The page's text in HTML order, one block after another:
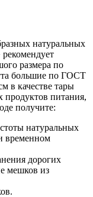
натуральных
размера по
большие по ГОСТ
в качестве тары
продуктов питания,
получите:
натуральных
временном
дорогих
мешков из